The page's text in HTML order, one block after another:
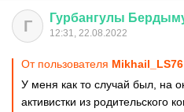
Г Гурбангулы
12:31, 22.08.2022
От пользователя Mikhail_LS76
У меня как то случай был, на
активистки из родительского